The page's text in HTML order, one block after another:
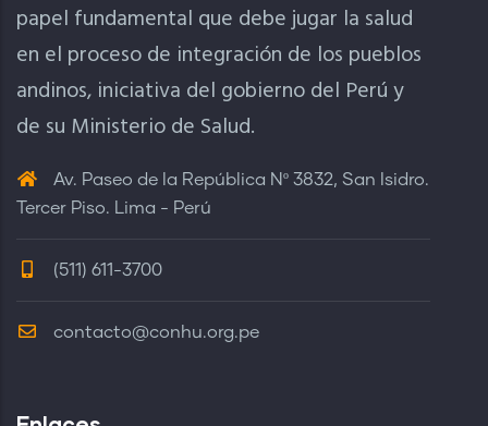
papel fundamental que debe jugar la salud
en el proceso de integración de los pueblos
andinos, iniciativa del gobierno del Perú y
de su Ministerio de Salud.
Av. Paseo de la República Nº 3832, San Isidro.
Tercer Piso. Lima - Perú
(511) 611-3700
contacto@conhu.org.pe